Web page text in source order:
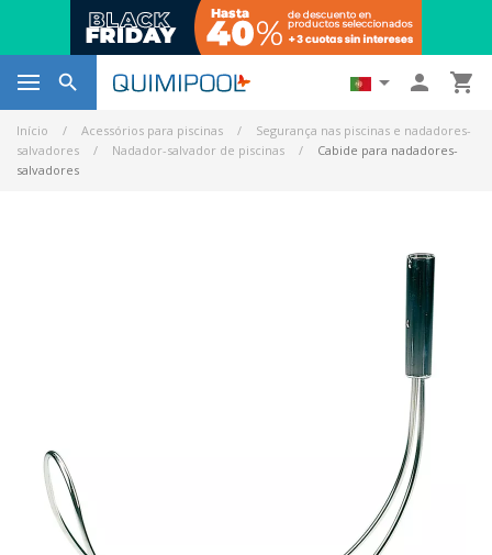
   
Início Acessórios para piscinas
Segurança nas piscinas e nadadores-
salvadores
Nadador-salvador de piscinas
Cabide para nadadores-
salvadores